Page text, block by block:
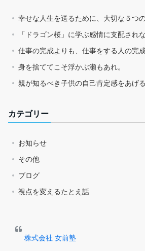
幸せな人生を送るために、大切な５つ
「ドラゴン桜」に学ぶ感情に支配され
仕事の完成よりも、仕事をする人の完
身を捨ててこそ浮かぶ瀬もあれ。
親が知るべき子供の自己肯定感をあげ
カテゴリー
お知らせ
その他
ブログ
視点を変えるたとえ話
株式会社 女前塾